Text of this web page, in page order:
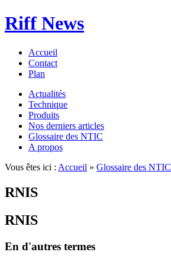
Riff News
Accueil
Contact
Plan
Actualités
Technique
Produits
Nos derniers articles
Glossaire des NTIC
A propos
Vous êtes ici : Accueil » Glossaire des NTIC
RNIS
RNIS
En d'autres termes